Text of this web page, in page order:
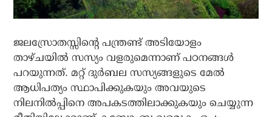
ജലസ്രോതസ്സിന്റെ പന്ത്രണ്ട് അടിയോളം
താഴ്ചയില്‍ സസ്യം വളരുമെന്നാണ് പഠനങ്ങള്‍
പറയുന്നത്. മറ്റ് ദുര്‍ബല സസ്യങ്ങളുടെ മേല്‍
ആധിപത്യം സ്ഥാപിക്കുകയും അവയുടെ
നിലനില്‍പ്പിനെ അപകടത്തിലാക്കുകയും ചെയ്യുന്ന